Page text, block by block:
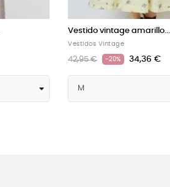
Vestido vintage amarillo...
Vestidos Vintage
42,95 € -20% 34,36 €